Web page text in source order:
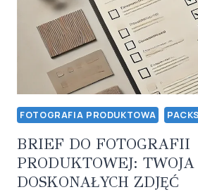
FOTOGRAFIA PRODUKTOWA
BRIEF DO FOTOGRAFII
PRODUKTOWEJ:
DOSKONAŁYCH ZDJĘĆ